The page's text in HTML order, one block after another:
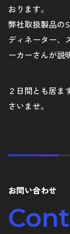
おります。
弊社取扱製品の
ディネーター、
ーカーさんが説
２日間とも居ま
さいませ。
お問い合わせ